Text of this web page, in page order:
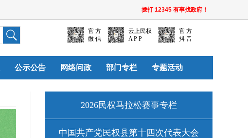
拨打 12345 有事找政府！
官 方
微 信
云上民权
A P P
官 方
抖 音
公示公告 网络问政 部门专栏 专题活动
2026民权马拉松赛事专栏
中国共产党民权县第十四次代表大会